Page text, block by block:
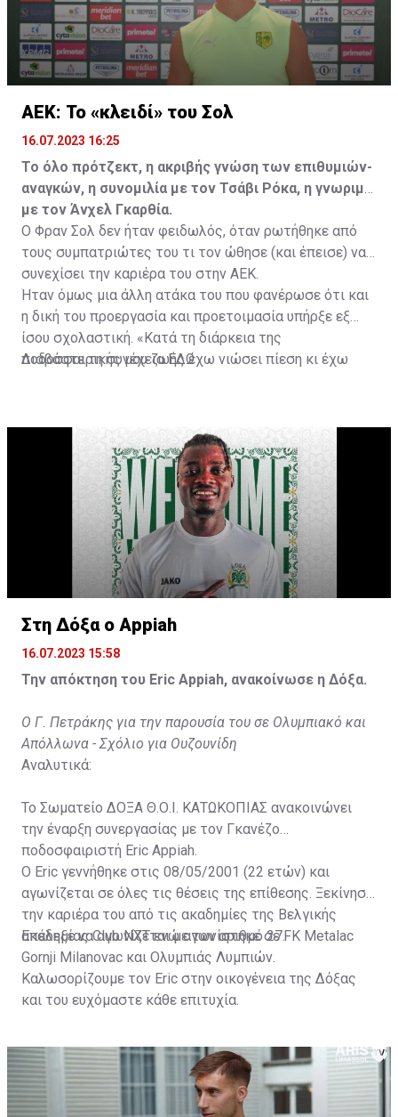
ΑΕΚ: Το «κλειδί» του Σολ
16.07.2023 16:25
Το όλο πρότζεκτ, η ακριβής γνώση των επιθυμιών-
αναγκών, η συνομιλία με τον Τσάβι Ρόκα, η γνωριμία
με τον Άνχελ Γκαρθία.
Ο Φραν Σολ δεν ήταν φειδωλός, όταν ρωτήθηκε από
τους συμπατριώτες του τι τον ώθησε (και έπεισε) να
συνεχίσει την καριέρα του στην ΑΕΚ.
Ήταν όμως μια άλλη ατάκα του που φανέρωσε ότι και
η δική του προεργασία και προετοιμασία υπήρξε εξ
ίσου σχολαστική. «Κατά τη διάρκεια της
ποδοσφαιρικής μου ζωής έχω νιώσει πίεση κι έχω
Διαβάστε τη συνέχειαΕΔΩ
Στη Δόξα ο Appiah
16.07.2023 15:58
Την απόκτηση του Eric Appiah, ανακοίνωσε η Δόξα.
Ο Γ. Πετράκης για την παρουσία του σε Ολυμπιακό και
Απόλλωνα - Σχόλιο για Ουζουνίδη
Αναλυτικά:
Το Σωματείο ΔΟΞΑ Θ.Ο.Ι. ΚΑΤΩΚΟΠΙΑΣ ανακοινώνει
την έναρξη συνεργασίας με τον Γκανέζο
ποδοσφαιριστή Eric Appiah.
Ο Eric γεννήθηκε στις 08/05/2001 (22 ετών) και
αγωνίζεται σε όλες τις θέσεις της επίθεσης. Ξεκίνησε
την καριέρα του από τις ακαδημίες της Βελγικής
ακαδημίας Club NXT ενώ αγωνίστηκε σε FK Metalac
Gornji Milanovac και Ολυμπιάς Λυμπιών.
Επέλεξε να αγωνίζεται με τον αριθμό 27.
Καλωσορίζουμε τον Eric στην οικογένεια της Δόξας
και του ευχόμαστε κάθε επιτυχία.